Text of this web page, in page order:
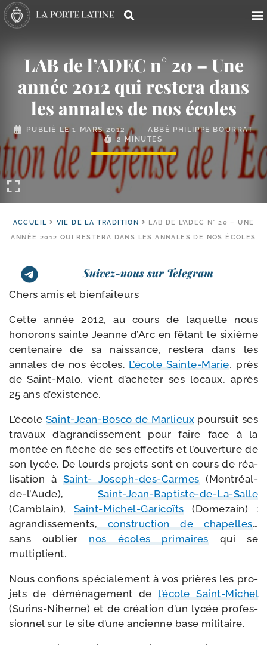
LAB de l’ADEC n° 20 – Une
année 2012 qui restera dans
les annales de nos écoles
PUBLIÉ LE1 MARS 2012
ABBÉ PHILIPPE BOURRAT
2 MINUTES
ACCUEIL VIE DE LA TRADITION
LAB DE L’ADEC N° 20 – UNE
ANNÉE 2012 QUI RESTERA DANS LES ANNALES DE NOS ÉCOLES
Suivez-nous sur Telegram
Chers amis et bienfaiteurs
Cette année 2012, au cours de laquelle nous
hono­rons sainte Jeanne d’Arc en fêtant le sixième
cen­te­naire de sa nais­sance, res­te­ra dans les
annales de nos écoles. L’école Sainte-​Marie, près
de Saint-​Malo, vient d’a­che­ter ses locaux, après
25 ans d’existence.
L’école Saint-​Jean-​Bosco de Marlieux pour­suit ses
tra­vaux d’a­gran­dis­se­ment pour faire face à la
mon­tée en flèche de ses effec­tifs et l’ou­ver­ture de
son lycée. De lourds pro­jets sont en cours de réa­
li­sa­tion à Saint- Joseph-​des-​Carmes(Montréal-​
de-​l’Aude), Saint-​Jean-​Baptiste-​de-​La-​Salle
(Camblain), Saint-​Michel-​Garicoïts(Domezain) :
agran­dis­se­ments,construc­tion de cha­pelles…
sans oubliernos écoles pri­mairesqui se
multiplient.
Nous confions spé­cia­le­ment à vos prières les pro­
jets de démé­na­ge­ment del’é­cole Saint-​Michel
(Surins-​Niherne) et de créa­tion d’un lycée pro­fes­
sion­nel sur le site d’une ancienne base militaire.